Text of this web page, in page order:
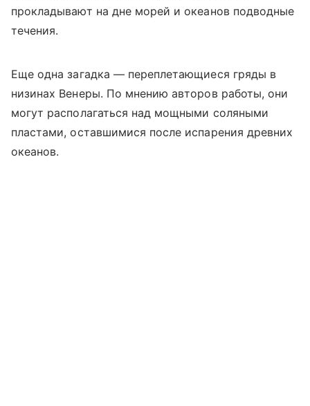
прокладывают на дне морей и океанов подводные
течения.
Еще одна загадка — переплетающиеся гряды в
низинах Венеры. По мнению авторов работы, они
могут располагаться над мощными соляными
пластами, оставшимися после испарения древних
океанов.